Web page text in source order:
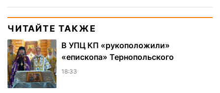
ЧИТАЙТЕ ТАКЖЕ
В УПЦ КП «рукоположили»
«епископа» Тернопольского
18:33